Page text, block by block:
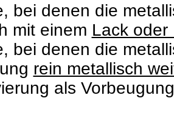
bei denen die
mit einem Lack oder
bei denen die
rein metallisch
als